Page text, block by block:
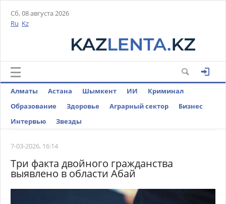
Сб, 08 августа 2026
Ru Kz
Алматы Астана Шымкент ИИ
Криминал
Образование
Здоровье Аграрный сектор
Бизнес
Интервью
Звезды
7-03-2026, 16:14
Три факта двойного гражданства
выявлено в области Абай